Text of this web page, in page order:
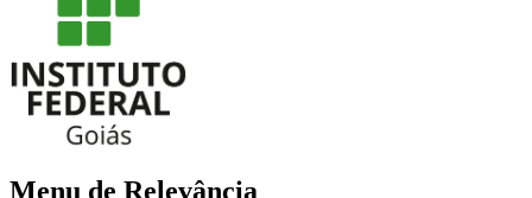
Menu de Relevância